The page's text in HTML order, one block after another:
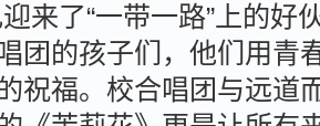
来了“一带一路”上的
团的孩子们，他们用青
祝福。校合唱团与远道